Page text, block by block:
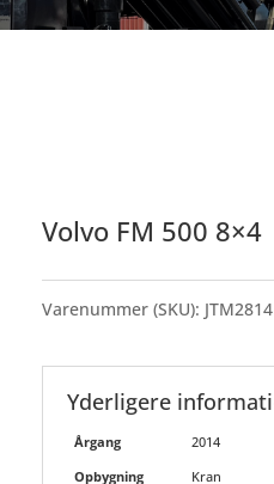
Volvo FM 500 8×4
Varenummer (SKU): JTM2814
Yderligere
Årgang
2014
Opbygning
Kran